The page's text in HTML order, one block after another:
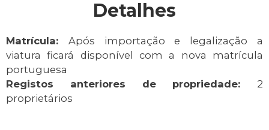
Detalhes
Matrícula: Após importação e legalização a
viatura ficará disponível com a nova matrícula
portuguesa
Registos anteriores de propriedade: 2
proprietários